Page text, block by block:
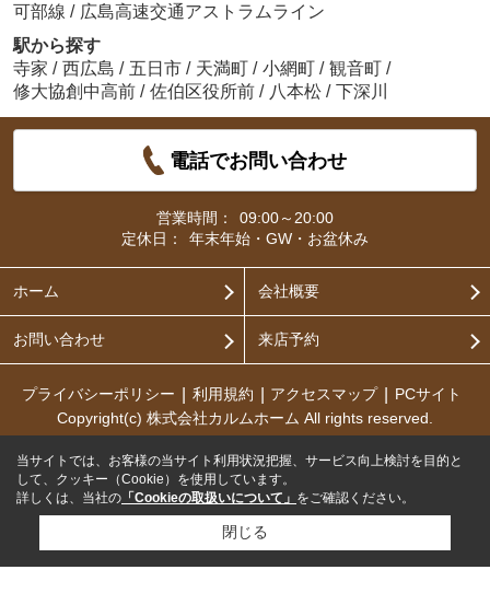
可部線 / 広島高速交通アストラムライン
駅から探す
寺家 / 西広島 / 五日市 / 天満町 / 小網町 / 観音町
/
修大協創中高前 / 佐伯区役所前 / 八本松 / 下深川
電話でお問い合わせ
営業時間：
09:00～20:00
定休日：
年末年始・GW・お盆休み
ホーム 会社概要
お問い合わせ 来店予約
プライバシーポリシー 利用規約 アクセスマップ
PCサイト
Copyright(c) 株式会社カルムホーム All rights reserved.
当サイトでは、お客様の当サイト利用状況把握、サービス向上検討を目的と
して、クッキー（Cookie）を使用しています。
詳しくは、当社の 「Cookieの取扱いについて」 をご確認ください。
閉じる